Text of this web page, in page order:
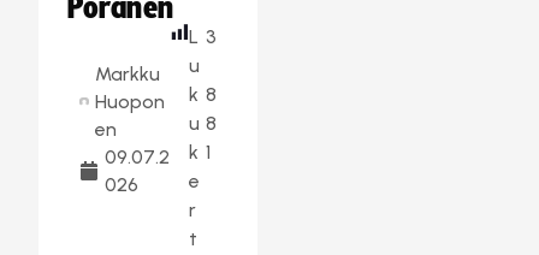
Poranen
Markku
Huopon
en
09.07.2
026
L
u
k
u
k
e
r
t
3
8
8
1